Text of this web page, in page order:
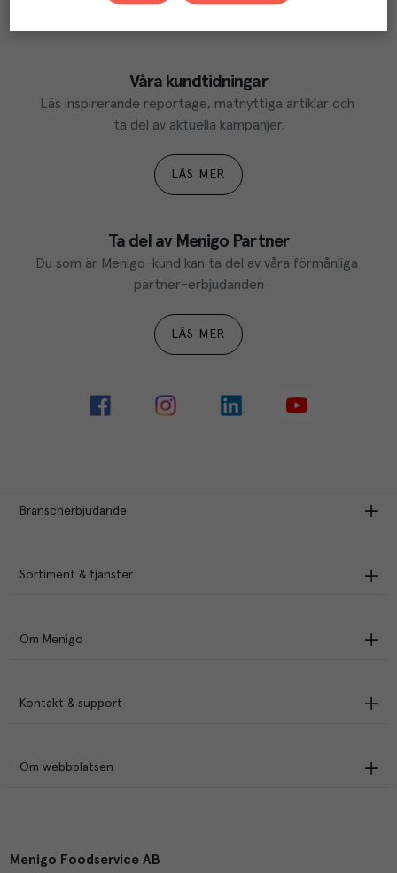
Våra kundtidningar
Läs inspirerande reportage, matnyttiga artiklar och
ta del av aktuella kampanjer.
LÄS MER
Ta del av Menigo Partner
Du som är Menigo-kund kan ta del av våra förmånliga
partner-erbjudanden
LÄS MER
Branscherbjudande
Sortiment & tjänster
Om Menigo
Kontakt & support
Om webbplatsen
Menigo Foodservice AB